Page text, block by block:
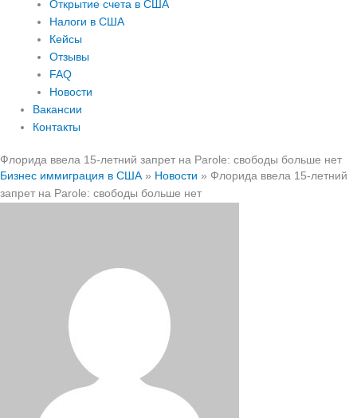
Открытие счета в США
Налоги в США
Кейсы
Отзывы
FAQ
Новости
Вакансии
Контакты
Флорида ввела 15-летний запрет на Parole: свободы больше нет
Бизнес иммиграция в США» Новости » Флорида ввела 15-летний
запрет на Parole: свободы больше нет